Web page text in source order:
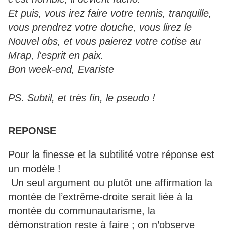
Et puis, vous irez faire votre tennis, tranquille,
vous prendrez votre douche, vous lirez le
Nouvel obs, et vous paierez votre cotise au
Mrap, l'esprit en paix.
Bon week-end, Evariste
PS. Subtil, et très fin, le pseudo !
REPONSE
Pour la finesse et la subtilité votre réponse est
un modèle !
Un seul argument ou plutôt une affirmation la
montée de l’extrême-droite serait liée à la
montée du communautarisme, la
démonstration reste à faire ; on n’observe